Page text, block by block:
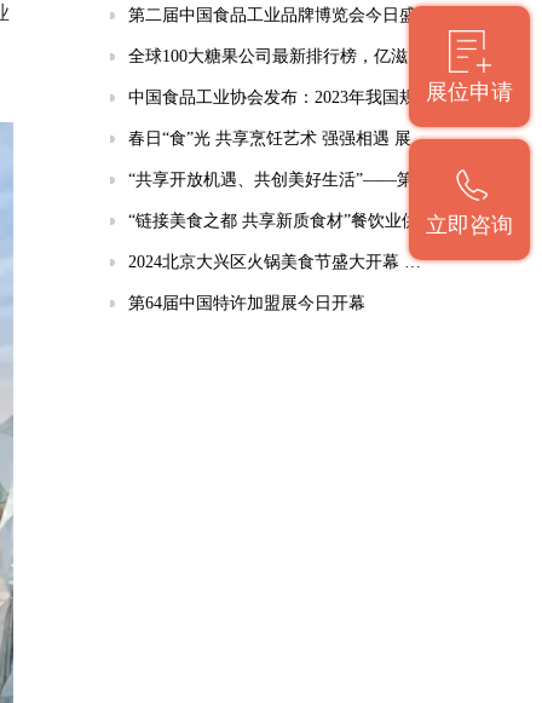
展位申请
立即咨询
第二届中国食品工业品牌博览会今日盛大启幕
全球100大糖果公司最新排行榜，亿滋国际名列榜首，旺旺进入前十
中国食品工业协会发布：2023年我国规上食企实现营收9万亿元，同比增长2.5%
春日“食”光 共享烹饪艺术 强强相遇 展示厨艺才华
“共享开放机遇、共创美好生活”——第四届中国国际消费品博览会今日开幕
“链接美食之都 共享新质食材”餐饮业供应链研讨会5月•北京举行
2024北京大兴区火锅美食节盛大开幕 近50家品牌共襄冬日美食盛宴
第64届中国特许加盟展今日开幕